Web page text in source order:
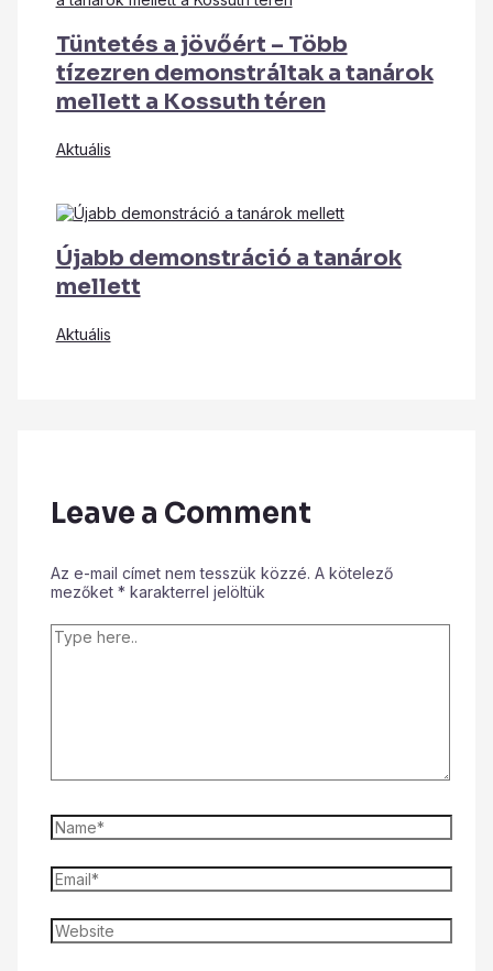
Tüntetés a jövőért – Több
tízezren demonstráltak a tanárok
mellett a Kossuth téren
Aktuális
Újabb demonstráció a tanárok
mellett
Aktuális
Leave a Comment
Az e-mail címet nem tesszük közzé. A kötelező
mezőket * karakterrel jelöltük